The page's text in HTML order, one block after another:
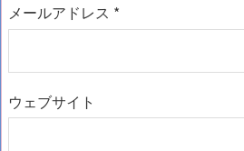
メールアドレス *
ウェブサイト